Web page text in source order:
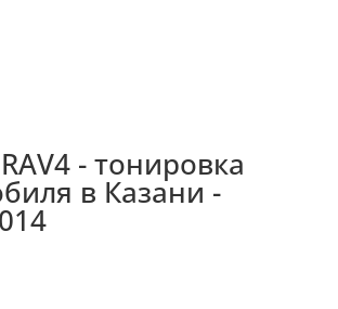
- тонировка
в Казани -